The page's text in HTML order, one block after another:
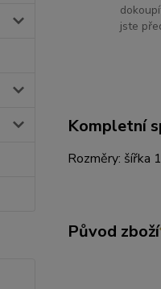
jste
Kompletní
Rozměry: šířka
Původ zboží